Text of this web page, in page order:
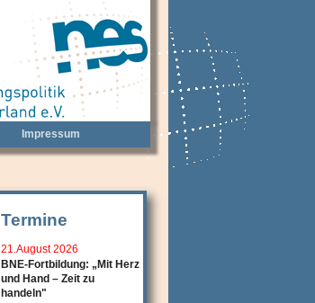
Impressum
Termine
21.August 2026
BNE-Fortbildung: „Mit Herz
und Hand – Zeit zu
handeln"